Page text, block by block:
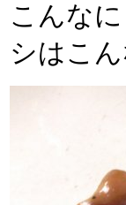
こんな
シはこ